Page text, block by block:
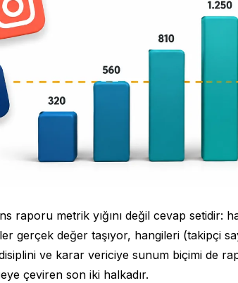
raporu metrik yığını değil cevap setidir:
gerçek değer taşıyor, hangileri (takipçi
ve karar vericiye sunum biçimi de
çeviren son iki halkadır.